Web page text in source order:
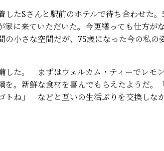
たSさんと駅前のホテルで待ち合わせた
家に来ていただいた。今更繕っても仕方が
の小さな空間だが、75歳になった今の私の
した。 まずはウェルカム・ティーでレモ
を。新鮮な食材を喜んでもらえたようだ。
トね」 などと互いの生活ぶりを交換しな